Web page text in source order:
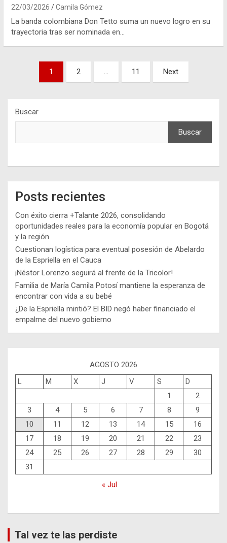
22/03/2026 Camila Gómez
La banda colombiana Don Tetto suma un nuevo logro en su
trayectoria tras ser nominada en…
Paginación
1 2 … 11 Next
Buscar
Buscar
Posts recientes
Con éxito cierra +Talante 2026, consolidando
oportunidades reales para la economía popular en Bogotá
y la región
Cuestionan logística para eventual posesión de Abelardo
de la Espriella en el Cauca
¡Néstor Lorenzo seguirá al frente de la Tricolor!
Familia de María Camila Potosí mantiene la esperanza de
encontrar con vida a su bebé
¿De la Espriella mintió? El BID negó haber financiado el
empalme del nuevo gobierno
AGOSTO 2026
L
M X J V S
D
1
2
3
4 5 6 7 8
9
10
11 12 13 14 15
16
17
18 19 20 21 22
23
24
25 26 27 28 29
30
31
« Jul
Tal vez te las perdiste